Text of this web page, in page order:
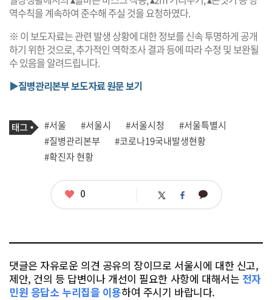
역수칙을 계속하여 준수해 주실 것을 요청하였다.
※ 이 보도자료는 관련 발생 상황에 대한 정보를 신속 투명하게 공개
하기 위한 것으로, 추가적인 역학조사 결과 등에 따라 수정 및 보완될
수 있음을 알려드립니다.
▶질병관리본부 보도자료 원문 보기
기
사
관
련
태
태
그
#서울 #서울시 #서울시청
#서울특별시
#질병관리본부
#코로나19국내발생현황
#확진자 현황
좋
0 트 페 카
댓글은 자유로운 의견 공유의 장이므로 서울시에 대한 신고,
제안, 건의 등 답변이나 개선이 필요한 사항에 대해서는 전자
민원 응답소 누리집을 이용하여 주시기 바랍니다.